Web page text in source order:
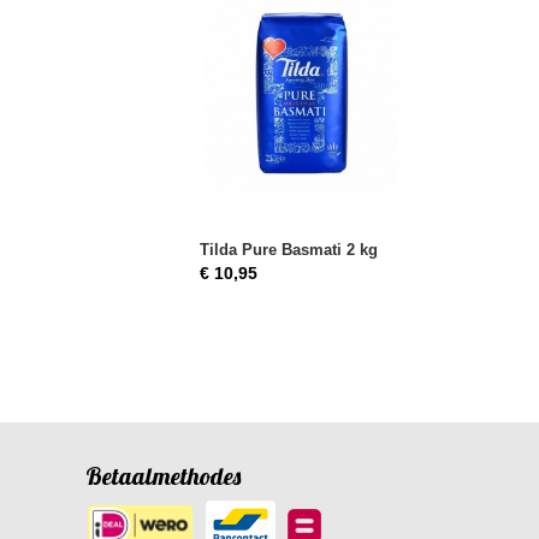
Tilda Pure Basmati 2 kg
€ 10,95
Betaalmethodes